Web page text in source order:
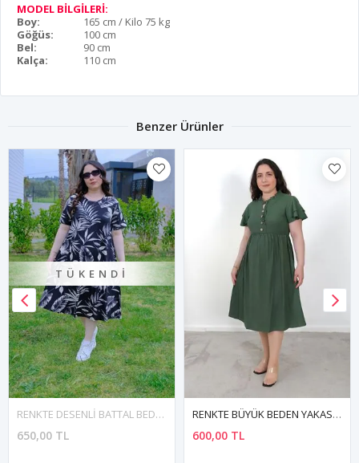
MODEL BİLGİLERİ:
Boy:
165 cm / Kilo 75 kg
Göğüs:
100 cm
Bel:
90 cm
Kalça:
110 cm
Benzer Ürünler
TÜKENDI
RENKTE DESENLİ BATTAL BEDEN PAMUKLU ESNEK ELBİSE
650,00 TL
RENKTE BÜYÜK BEDEN YAKASI FIRFIRLI DÜĞME DETAY YEŞİL ELBİSE
600,00 TL